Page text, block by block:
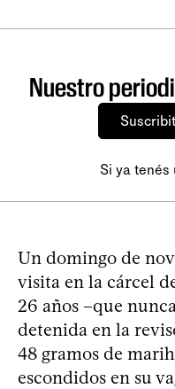
Nuestro
Si ya tenés
Un domingo de
visita en la cárcel
26 años –que
detenida en la
48 gramos de
escondidos en su